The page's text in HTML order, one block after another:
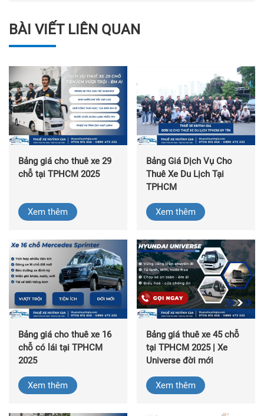
BÀI VIẾT LIÊN QUAN
Bảng giá cho thuê xe 29
chỗ tại TPHCM 2025
Xem thêm
Bảng Giá Dịch Vụ Cho
Thuê Xe Du Lịch Tại
TPHCM
Xem thêm
Bảng giá cho thuê xe 16
chỗ có lái tại TPHCM
2025
Xem thêm
Bảng giá thuê xe 45 chỗ
tại TPHCM 2025 | Xe
Universe đời mới
Xem thêm